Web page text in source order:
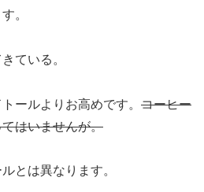
。
ている。
ールよりお高めです。 コーヒー
はいませんが。
とは異なります。